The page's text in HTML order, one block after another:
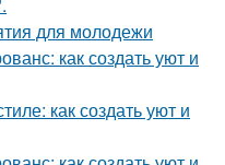
для молодежи
как создать уют и
как создать уют и